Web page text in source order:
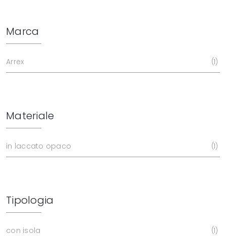
Marca
Arrex 1
Materiale
in laccato opaco 1
Tipologia
con isola 1